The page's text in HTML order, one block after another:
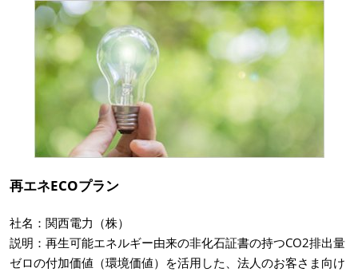
再エネECOプラン
社名：関西電力（株）
説明：再生可能エネルギー由来の非化石証書の持つCO2排出量
ゼロの付加価値（環境価値）を活用した、法人のお客さま向け